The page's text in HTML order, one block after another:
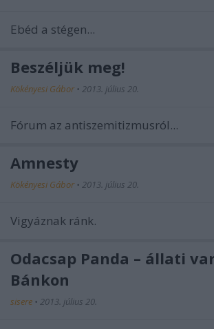
Ebéd a stégen...
Beszéljük meg!
Kökényesi Gábor • 2013. július 20.
Fórum az antiszemitizmusról...
Amnesty
Kökényesi Gábor • 2013. július 20.
Vigyáznak ránk.
Odacsap Panda – állati
Bánkon
sisere • 2013. július 20.